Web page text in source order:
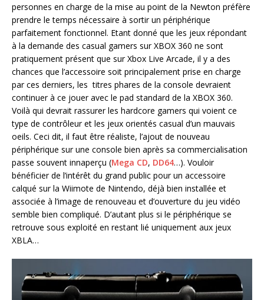
personnes en charge de la mise au point de la Newton préfère
prendre le temps nécessaire à sortir un périphérique
parfaitement fonctionnel. Etant donné que les jeux répondant
à la demande des casual gamers sur XBOX 360 ne sont
pratiquement présent que sur Xbox Live Arcade, il y a des
chances que l’accessoire soit principalement prise en charge
par ces derniers, les titres phares de la console devraient
continuer à ce jouer avec le pad standard de la XBOX 360.
Voilà qui devrait rassurer les hardcore gamers qui voient ce
type de contrôleur et les jeux orientés casual d’un mauvais
oeils. Ceci dit, il faut être réaliste, l’ajout de nouveau
périphérique sur une console bien après sa commercialisation
passe souvent innaperçu (Mega CD, DD64…). Vouloir
bénéficier de l’intérêt du grand public pour un accessoire
calqué sur la Wiimote de Nintendo, déjà bien installée et
associée à l’image de renouveau et d’ouverture du jeu vidéo
semble bien compliqué. D’autant plus si le périphérique se
retrouve sous exploité en restant lié uniquement aux jeux
XBLA…